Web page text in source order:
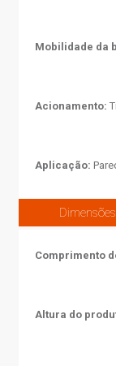
Mobilidade da
Acionamento:
Aplicação:
Comprimento
Altura do